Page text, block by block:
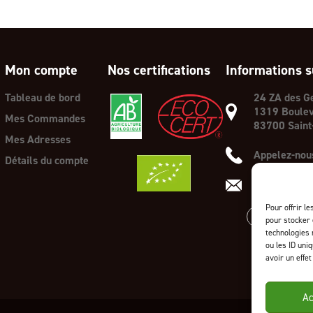
Pour offrir
pour stocker
ou les ID
avoir un
Mon compte
Tableau de bord
Mes Commandes
Mes Adresses
Détails du compte
Nos certifications Informations
24 ZA des
1319
83700
Appelez-